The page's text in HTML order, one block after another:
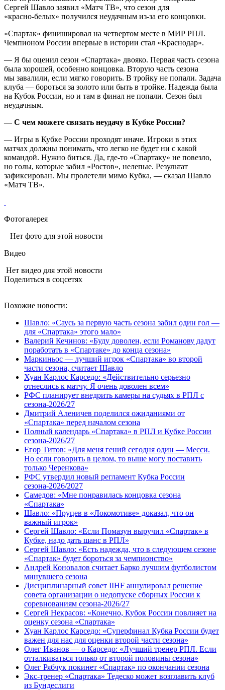
Сергей Шавло заявил «Матч ТВ», что сезон для
«красно‑белых» получился неудачным из‑за его концовки.
«Спартак» финишировал на четвертом месте в МИР РПЛ.
Чемпионом России впервые в истории стал «Краснодар».
— Я бы оценил сезон «Спартака» двояко. Первая часть сезона
была хорошей, особенно концовка. Вторую часть сезона
мы завалили, если мягко говорить. В тройку не попали. Задача
клуба — бороться за золото или быть в тройке. Надежда была
на Кубок России, но и там в финал не попали. Сезон был
неудачным.
— С чем можете связать неудачу в Кубке России?
— Игры в Кубке России проходят иначе. Игроки в этих
матчах должны понимать, что легко не будет ни с какой
командой. Нужно биться. Да, где‑то «Спартаку» не повезло,
но голы, которые забил «Ростов», нелепые. Результат
зафиксирован. Мы пролетели мимо Кубка, — сказал Шавло
«Матч ТВ».
Фотогалерея
Нет фото для этой новости
Видео
Нет видео для этой новости
Поделиться в соцсетях
Похожие новости:
Шавло: «Саусь за первую часть сезона забил один гол —
для «Спартака» этого мало»
Валерий Кечинов: «Буду доволен, если Романову дадут
поработать в «Спартаке» до конца сезона»
Маркиньос — лучший игрок «Спартака» во второй
части сезона, считает Шавло
Хуан Карлос Карседо: «Действительно серьезно
отнеслись к матчу. Я очень доволен всем»
РФС планирует внедрить камеры на судьях в РПЛ с
сезона-2026/27
Дмитрий Аленичев поделился ожиданиями от
«Спартака» перед началом сезона
Полный календарь «Спартака» в РПЛ и Кубке России
сезона-2026/27
Егор Титов: «Для меня гений сегодня один — Месси.
Но если говорить в целом, то выше могу поставить
только Черенкова»
РФС утвердил новый регламент Кубка России
сезона-2026/2027
Самедов: «Мне понравилась концовка сезона
«Спартака»
Шавло: «Пруцев в «Локомотиве» доказал, что он
важный игрок»
Сергей Шавло: «Если Помазун выручил «Спартак» в
Кубке, надо дать шанс в РПЛ»
Сергей Шавло: «Есть надежда, что в следующем сезоне
«Спартак» будет бороться за чемпионство»
Андрей Коновалов считает Барко лучшим футболистом
минувшего сезона
Дисциплинарный совет IIHF аннулировал решение
совета организации о недопуске сборных России к
соревнованиям сезона‑2026/27
Сергей Некрасов: «Конечно, Кубок России повлияет на
оценку сезона «Спартака»
Хуан Карлос Карседо: «Суперфинал Кубка России будет
важен для нас для оценки второй части сезона»
Олег Иванов — о Карседо: «Лучший тренер РПЛ. Если
отталкиваться только от второй половины сезона»
Олег Рябчук покинет «Спартак» по окончании сезона
Экс-тренер «Спартака» Тедеско может возглавить клуб
из Бундеслиги